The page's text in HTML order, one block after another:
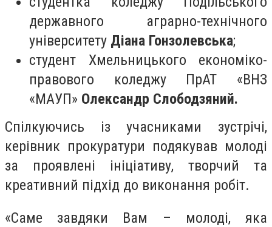
державного аграрно-технічного
університету Діана Гонзолевська;
студент Хмельницького економіко-
правового коледжу ПрАТ «ВНЗ
«МАУП» Олександр Слободзяний.
Спілкуючись із учасниками зустрічі,
керівник прокуратури подякував молоді
за проявлені ініціативу, творчий та
креативний підхід до виконання робіт.
«Саме завдяки Вам – молоді, яка